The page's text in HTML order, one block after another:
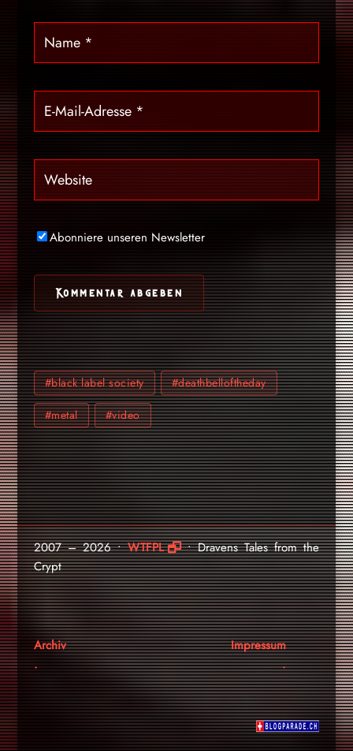
Abonniere unseren Newsletter
#black label society #deathbelloftheday
#metal #video
2007 – 2026 •WTFPL
• Dravens Tales from the
Crypt
Archiv
Impressum
.
.